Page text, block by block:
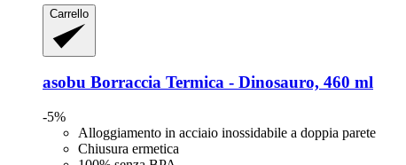
Carrello
asobu Borraccia Termica -​ Dinosauro, 460 ml
-5%
Alloggiamento in acciaio inossidabile a doppia parete
Chiusura ermetica